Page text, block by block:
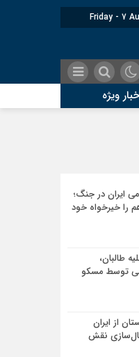
ویژه
امارت اسلامی توسط مسکو است
حامی ایران در جنگ؛
را خیرخواه خود
طالبان،
توسط مسکو
از ایران
نقش